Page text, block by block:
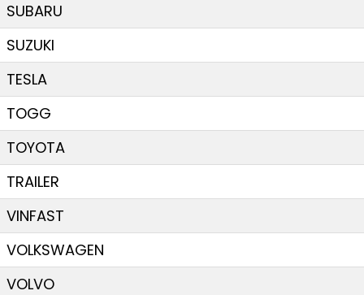
SUBARU
SUZUKI
TESLA
TOGG
TOYOTA
TRAILER
VINFAST
VOLKSWAGEN
VOLVO